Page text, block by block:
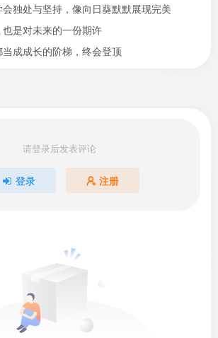
会独处与坚持，像向日葵默默展现完美
是对未来的一份期许
成成长的阶梯，终会登顶
请登录后发表评论
登录 注册